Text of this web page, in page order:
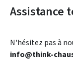
Assistance
N'hésitez pas à
info@think-